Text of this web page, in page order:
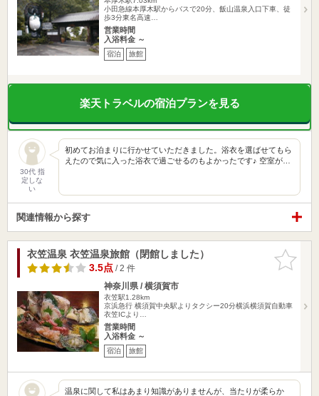
小田急線本厚木駅からバスで20分、飯山温泉入口下車、徒
歩3分東名高速…
営業時間
入浴料金 ～
宿泊 旅館
楽天トラベルの宿泊プランを見る
30代 指
定しな
い
初めてお泊まりに行かせていただきました。浴衣を選ばせてもら
えたので気に入った浴衣で過ごせるのもよかったです♪ 空室が…
関連情報から探す
お気に入
りに追加
衣笠温泉 衣笠温泉旅館（閉館しました）
3.5点/ 2 件
神奈川県 / 横須賀市
衣笠駅1.28km
京浜急行 横須賀中央駅よりタクシー20分横浜横須賀自動車
衣笠ICより…
営業時間
入浴料金 ～
宿泊 旅館
温泉に関して私はあまり知識がありませんが、当たりが柔らか